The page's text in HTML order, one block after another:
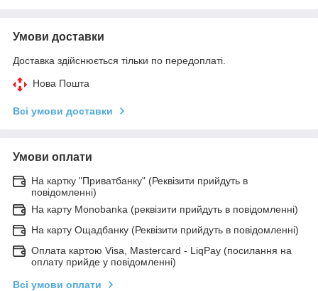
Умови доставки
Доставка здійснюється тільки по передоплаті.
Нова Пошта
Всі умови доставки
Умови оплати
На картку "Приватбанку" (Реквізити прийдуть в
повідомленні)
На карту Monobanka (реквізити прийдуть в повідомленні)
На карту Ощадбанку (Реквізити прийдуть в повідомленні)
Оплата картою Visa, Mastercard - LiqPay (посилання на
оплату прийде у повідомленні)
Всі умови оплати